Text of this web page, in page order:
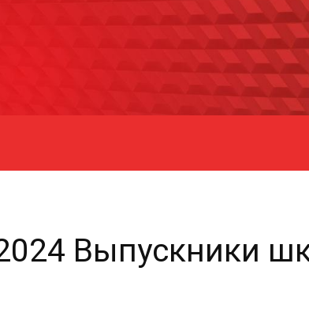
Выпускники